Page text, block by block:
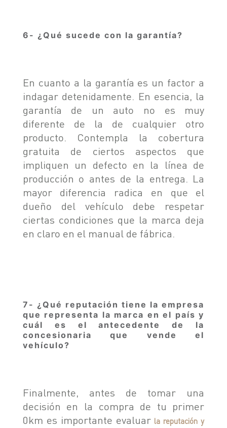
6- ¿Qué sucede con la garantía?
En cuanto a la garantía es un factor a
indagar detenidamente. En esencia, la
garantía de un auto no es muy
diferente de la de cualquier otro
producto. Contempla la cobertura
gratuita de ciertos aspectos que
impliquen un defecto en la línea de
producción o antes de la entrega. La
mayor diferencia radica en que el
dueño del vehículo debe respetar
ciertas condiciones que la marca deja
en claro en el manual de fábrica.
7- ¿Qué reputación tiene la empresa
que representa la marca en el país y
cuál es el antecedente de la
concesionaria que vende el
vehículo?
Finalmente, antes de tomar una
decisión en la compra de tu primer
0km es importante evaluar la reputación y